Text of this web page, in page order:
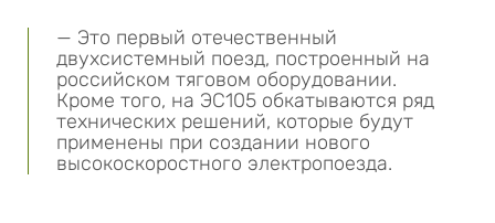
— Это первый отечественный
двухсистемный поезд, построенный на
российском тяговом оборудовании.
Кроме того, на ЭС105 обкатываются ряд
технических решений, которые будут
применены при создании нового
высокоскоростного электропоезда.